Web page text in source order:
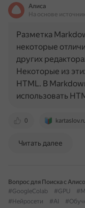
Алиса
На основе
0
Разметка
некоторые
других
Некоторые из
HTML. В
использовать
Читать далее
Вопрос для Поиска с
#GoogleColab
#GPU
#Нейросети
#AI